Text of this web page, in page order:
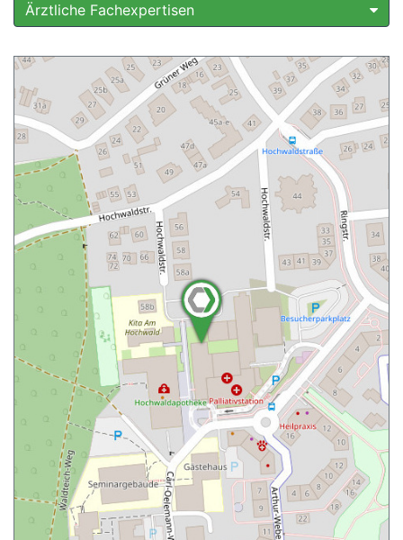
Ärztliche Fachexpertisen